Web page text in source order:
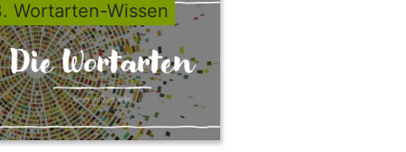
Wortarten-Wissen